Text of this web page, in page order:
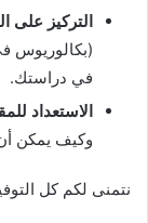
التركيز على
(بكالوريوس
في دراستك.
الاستعداد
وكيف يمكن
نتمنى لكم كل